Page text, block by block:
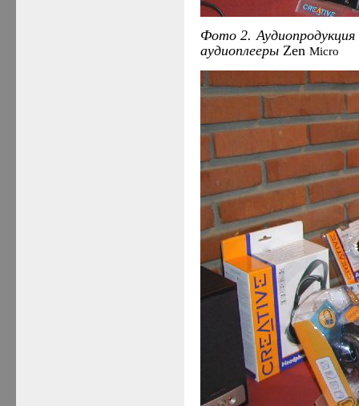
Фото 2. Аудиопродукция
аудиоплееры Zen Micro